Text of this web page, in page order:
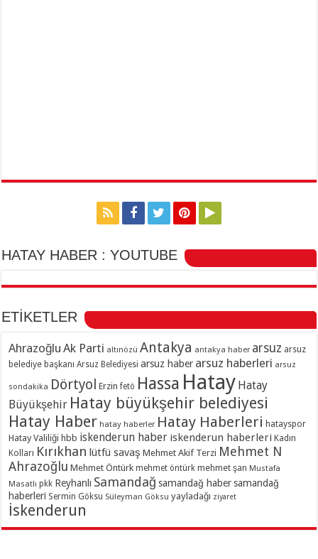
HATAY HABER : YOUTUBE
ETİKETLER
Ahrazoğlu Ak Parti altınözü Antakya antakya haber arsuz arsuz
belediye başkanı Arsuz Belediyesi arsuz haber arsuz haberleri arsuz
sondakika Dörtyol Erzin fetö Hassa Hatay Hatay
Büyükşehir Hatay büyükşehir belediyesi
Hatay Haber hatay haberler Hatay Haberleri hatayspor
Hatay Valiliği hbb iskenderun haber iskenderun haberleri Kadın
Kolları Kırıkhan lütfü savaş Mehmet Akif Terzi Mehmet N
Ahrazoğlu Mehmet Öntürk mehmet öntürk mehmet şan Mustafa
Masatlı pkk Reyhanlı Samandağ samandağ haber samandağ
haberleri Sermin Göksu Süleyman Göksu yayladağı ziyaret
İskenderun